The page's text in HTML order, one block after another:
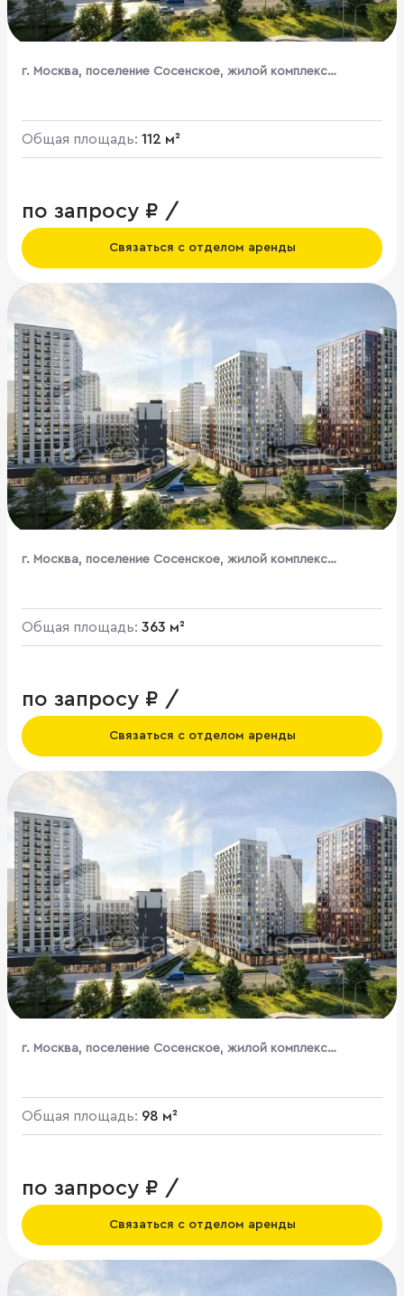
г. Москва, поселение Сосенское, жилой комплекс
Общая площадь: 112 м²
по запросу ₽ /
Связаться с отделом аренды
г. Москва, поселение Сосенское, жилой комплекс
Общая площадь: 363 м²
по запросу ₽ /
Связаться с отделом аренды
г. Москва, поселение Сосенское, жилой комплекс
Общая площадь: 98 м²
по запросу ₽ /
Связаться с отделом аренды